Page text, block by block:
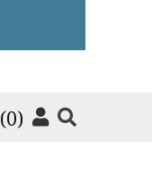
(0)